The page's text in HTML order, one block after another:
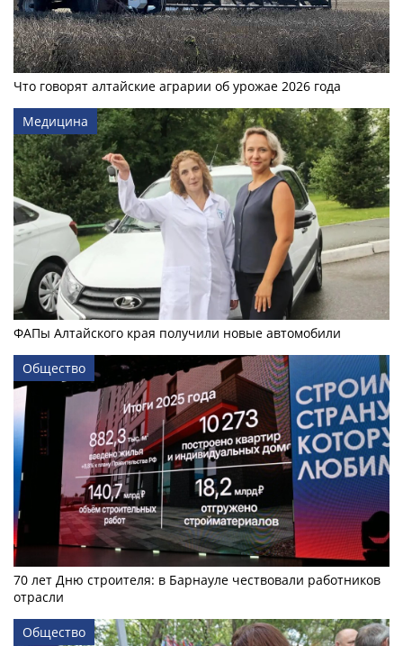
Что говорят алтайские аграрии об урожае 2026 года
Медицина
ФАПы Алтайского края получили новые автомобили
Общество
70 лет Дню строителя: в Барнауле чествовали работников
отрасли
Общество